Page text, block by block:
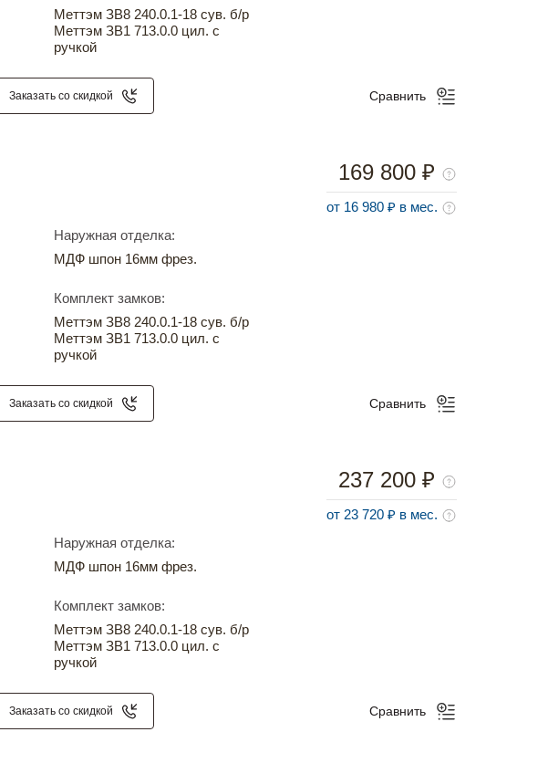
Меттэм ЗВ8 240.0.1-18 сув. б/р
Меттэм ЗВ1 713.0.0 цил. с
ручкой
Заказать со скидкой Сравнить
Наружная отделка:
МДФ шпон 16мм фрез.
Комплект замков:
Меттэм ЗВ8 240.0.1-18 сув. б/р
Меттэм ЗВ1 713.0.0 цил. с
ручкой
169 800 ₽
от 16 980 ₽ в мес.
Заказать со скидкой Сравнить
Наружная отделка:
МДФ шпон 16мм фрез.
Комплект замков:
Меттэм ЗВ8 240.0.1-18 сув. б/р
Меттэм ЗВ1 713.0.0 цил. с
ручкой
237 200 ₽
от 23 720 ₽ в мес.
Заказать со скидкой Сравнить